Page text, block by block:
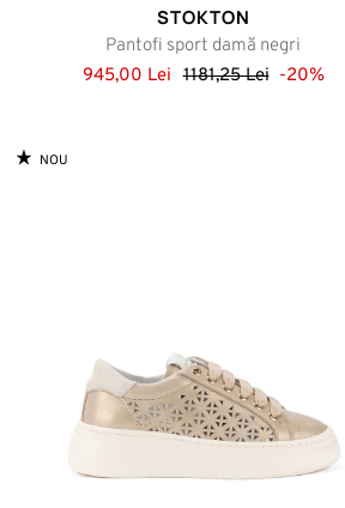
STOKTON
Pantofi sport damă negri
945,00 Lei 1181,25 Lei -20%
NOU